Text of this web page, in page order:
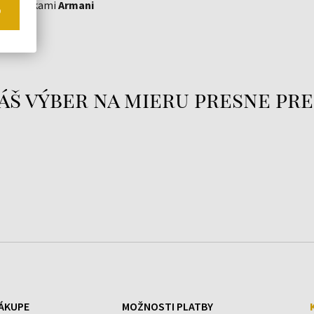
hodinkami Armani
výber na mieru presne pre
MOŽNOSTI PLATBY